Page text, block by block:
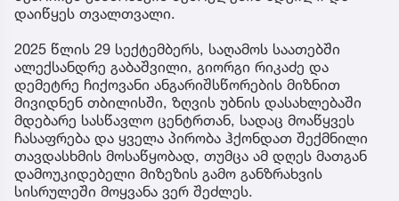
დაიწყეს თვალთვალი.
2025 წლის 29 სექტემბერს, საღამოს საათებში
ალექსანდრე გაბაშვილი, გიორგი რიკაძე და
დემეტრე ჩიქოვანი ანგარიშსწორების მიზნით
მივიდნენ თბილისში, ზღვის უბნის დასახლებაში
მდებარე სასწავლო ცენტრთან, სადაც მოაწყვეს
ჩასაფრება და ყველა პირობა ჰქონდათ შექმნილი
თავდასხმის მოსაწყობად, თუმცა ამ დღეს მათგან
დამოუკიდებელი მიზეზის გამო განზრახვის
სისრულეში მოყვანა ვერ შეძლეს.